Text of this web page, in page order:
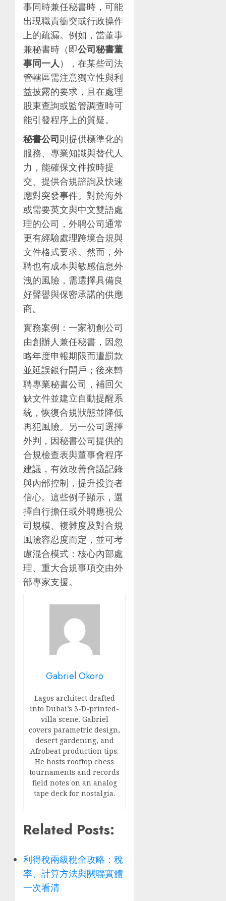
事同時兼任秘書時，可能
出現職責衝突或行政操作
上的疏漏。例如，當董事
兼秘書時（即公司秘書董
事同一人），在某些司法
管轄區需注意獨立性與利
益披露的要求，且在處理
股東查詢或監管調查時可
能引發程序上的質疑。
秘書公司則提供標準化的
服務、專業知識與替代人
力，能確保文件按時提
交、提供合規諮詢及快速
應對突發事件。對於海外
或需要英文與中文雙語處
理的公司，外聘公司通常
更有經驗處理跨境合規與
文件格式要求。然而，外
聘也有成本與敏感信息外
洩的風險，需選擇具備良
好聲譽與保密承諾的供應
商。
實務案例：一家初創公司
由創辦人兼任秘書，因忽
略年度申報期限而遭罰款
並延誤銀行開戶；後來轉
聘專業秘書公司，補回欠
缺文件並建立自動提醒系
統，恢復合規狀態並降低
再犯風險。另一公司選擇
外判，因秘書公司提供的
合規檢查表與董事會程序
建議，有效改善會議記錄
與內部控制，提升投資者
信心。這些例子顯示，選
擇自行擔任或外聘應視公
司規模、複雜度及對合規
風險容忍度而定，並可考
慮混合模式：核心內部處
理、重大合規事項交由外
部專家支援。
Gabriel Okoro
Lagos architect drafted
into Dubai’s 3-D-printed-
villa scene. Gabriel
covers parametric design,
desert gardening, and
Afrobeat production tips.
He hosts rooftop chess
tournaments and records
field notes on an analog
tape deck for nostalgia.
Related Posts:
利得稅兩級稅全攻略：稅
率、計算方法與關聯實體
一次看清